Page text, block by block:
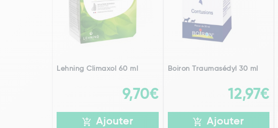
Lehning Climaxol 60 ml
9,70€
Ajouter
Boiron Traumasédyl 30 ml
12,97€
Ajouter